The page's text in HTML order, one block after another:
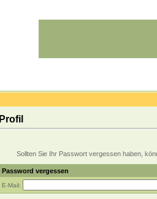
Profil
Sollten Sie Ihr Passwort vergessen haben,
Password vergessen
E-Mail: